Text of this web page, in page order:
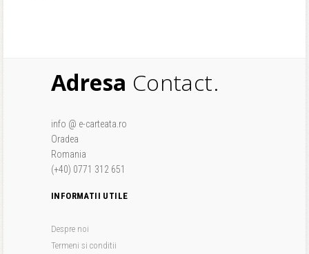
Adresa Contact.
info @ e-carteata.ro
Oradea
Romania
(+40) 0771 312 651
INFORMATII UTILE
Despre noi
Termeni si conditii